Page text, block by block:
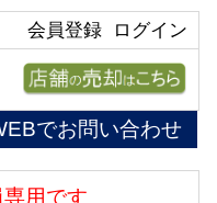
ログイン
会員登録
でお問い合わせ
用です